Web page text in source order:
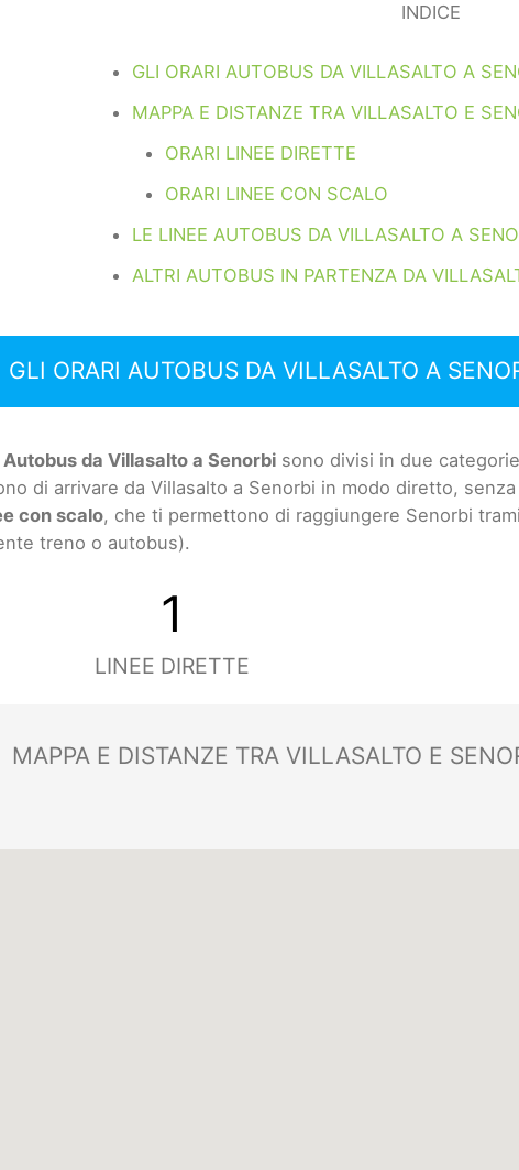
INDICE
GLI ORARI AUTOBUS DA VILLASALTO A
MAPPA E DISTANZE TRA VILLASALTO E
ORARI LINEE DIRETTE
ORARI LINEE CON SCALO
LE LINEE AUTOBUS DA VILLASALTO A
ALTRI AUTOBUS IN PARTENZA DA
GLI ORARI AUTOBUS DA VILLASALTO A
da Villasalto a Senorbisono divisi in due
di arrivare da Villasalto a Senorbi in modo diretto,
con scalo, che ti permettono di raggiungere Senorbi
treno o autobus).
1
LINEE DIRETTE
MAPPA E DISTANZE TRA VILLASALTO E